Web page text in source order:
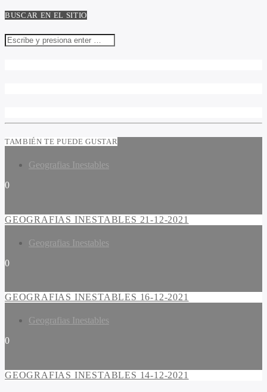
BUSCAR EN EL SITIO
TAMBIÉN TE PUEDE GUSTAR
Geografias Inestables
0
GEOGRAFIAS INESTABLES 21-12-2021
Geografias Inestables
0
GEOGRAFIAS INESTABLES 16-12-2021
Geografias Inestables
0
GEOGRAFIAS INESTABLES 14-12-2021